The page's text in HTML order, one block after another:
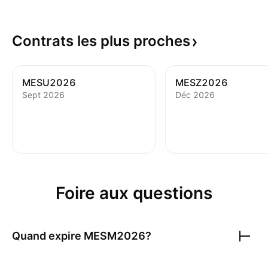
Contrats les plus proches
MESU2026
Sept 2026
MESZ2026
Déc 2026
Foire aux questions
Quand expire MESM2026?